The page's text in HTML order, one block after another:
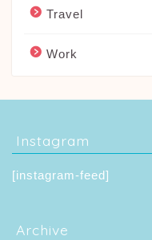
Travel
Work
Instagram
[instagram-feed]
Archive